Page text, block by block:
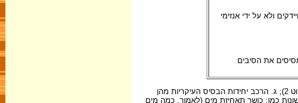
ולא על ידי אנזימי
את הסיבים
הסיבים התזונתיים מסווגים בהתאם למספר אבני בוחן: א. מידת מסיסותם באמצעים כימיים. ב. מידת היכולת לעבור התססה (פרמנטביליות) (שרטוט 2); ג. הרכב יחידות הבסיס העיקריות מהן
כמו: כושר תאחיזת מים (לאמור, כמה מים